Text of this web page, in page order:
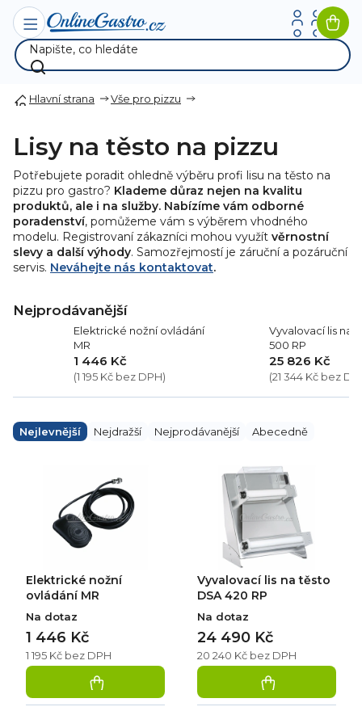
Přejít
obsah
Hlavní strana Vše pro pizzu
Lisy na těsto na pizzu
Potřebujete poradit ohledně výběru profi lisu na těsto na
pizzu pro gastro? Klademe důraz nejen na kvalitu
produktů, ale i na služby. Nabízíme vám odborné
poradenství, pomůžeme vám s výběrem vhodného
modelu. Registrovaní zákazníci mohou využít věrnostní
slevy a další výhody. Samozřejmostí je záruční a pozáruční
servis. Neváhejte nás kontaktovat.
Nejprodávanější
Elektrické nožní ovládání
MR
1 446 Kč
(1 195 Kč bez DPH)
Vyvalovací lis na
500 RP
25 826 Kč
(21 344 Kč bez
a
z
Nejlevnější Nejdražší Nejprodávanější Abecedně
Elektrické nožní
ovládání MR
Na dotaz
1 195 Kč bez DPH
1 446 Kč
Vyvalovací lis na těsto
DSA 420 RP
Na dotaz
20 240 Kč bez DPH
24 490 Kč